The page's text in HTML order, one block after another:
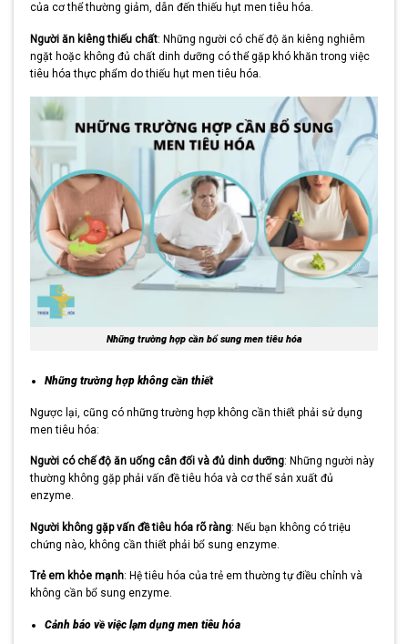
của cơ thể thường giảm, dẫn đến thiếu hụt men tiêu hóa.
Người ăn kiêng thiếu chất: Những người có chế độ ăn kiêng nghiêm
ngặt hoặc không đủ chất dinh dưỡng có thể gặp khó khăn trong việc
tiêu hóa thực phẩm do thiếu hụt men tiêu hóa.
Những trường hợp cần bổ sung men tiêu hóa
Những trường hợp không cần thiết
Ngược lại, cũng có những trường hợp không cần thiết phải sử dụng
men tiêu hóa:
Người có chế độ ăn uống cân đối và đủ dinh dưỡng: Những người này
thường không gặp phải vấn đề tiêu hóa và cơ thể sản xuất đủ
enzyme.
Người không gặp vấn đề tiêu hóa rõ ràng: Nếu bạn không có triệu
chứng nào, không cần thiết phải bổ sung enzyme.
Trẻ em khỏe mạnh: Hệ tiêu hóa của trẻ em thường tự điều chỉnh và
không cần bổ sung enzyme.
Cảnh báo về việc lạm dụng men tiêu hóa